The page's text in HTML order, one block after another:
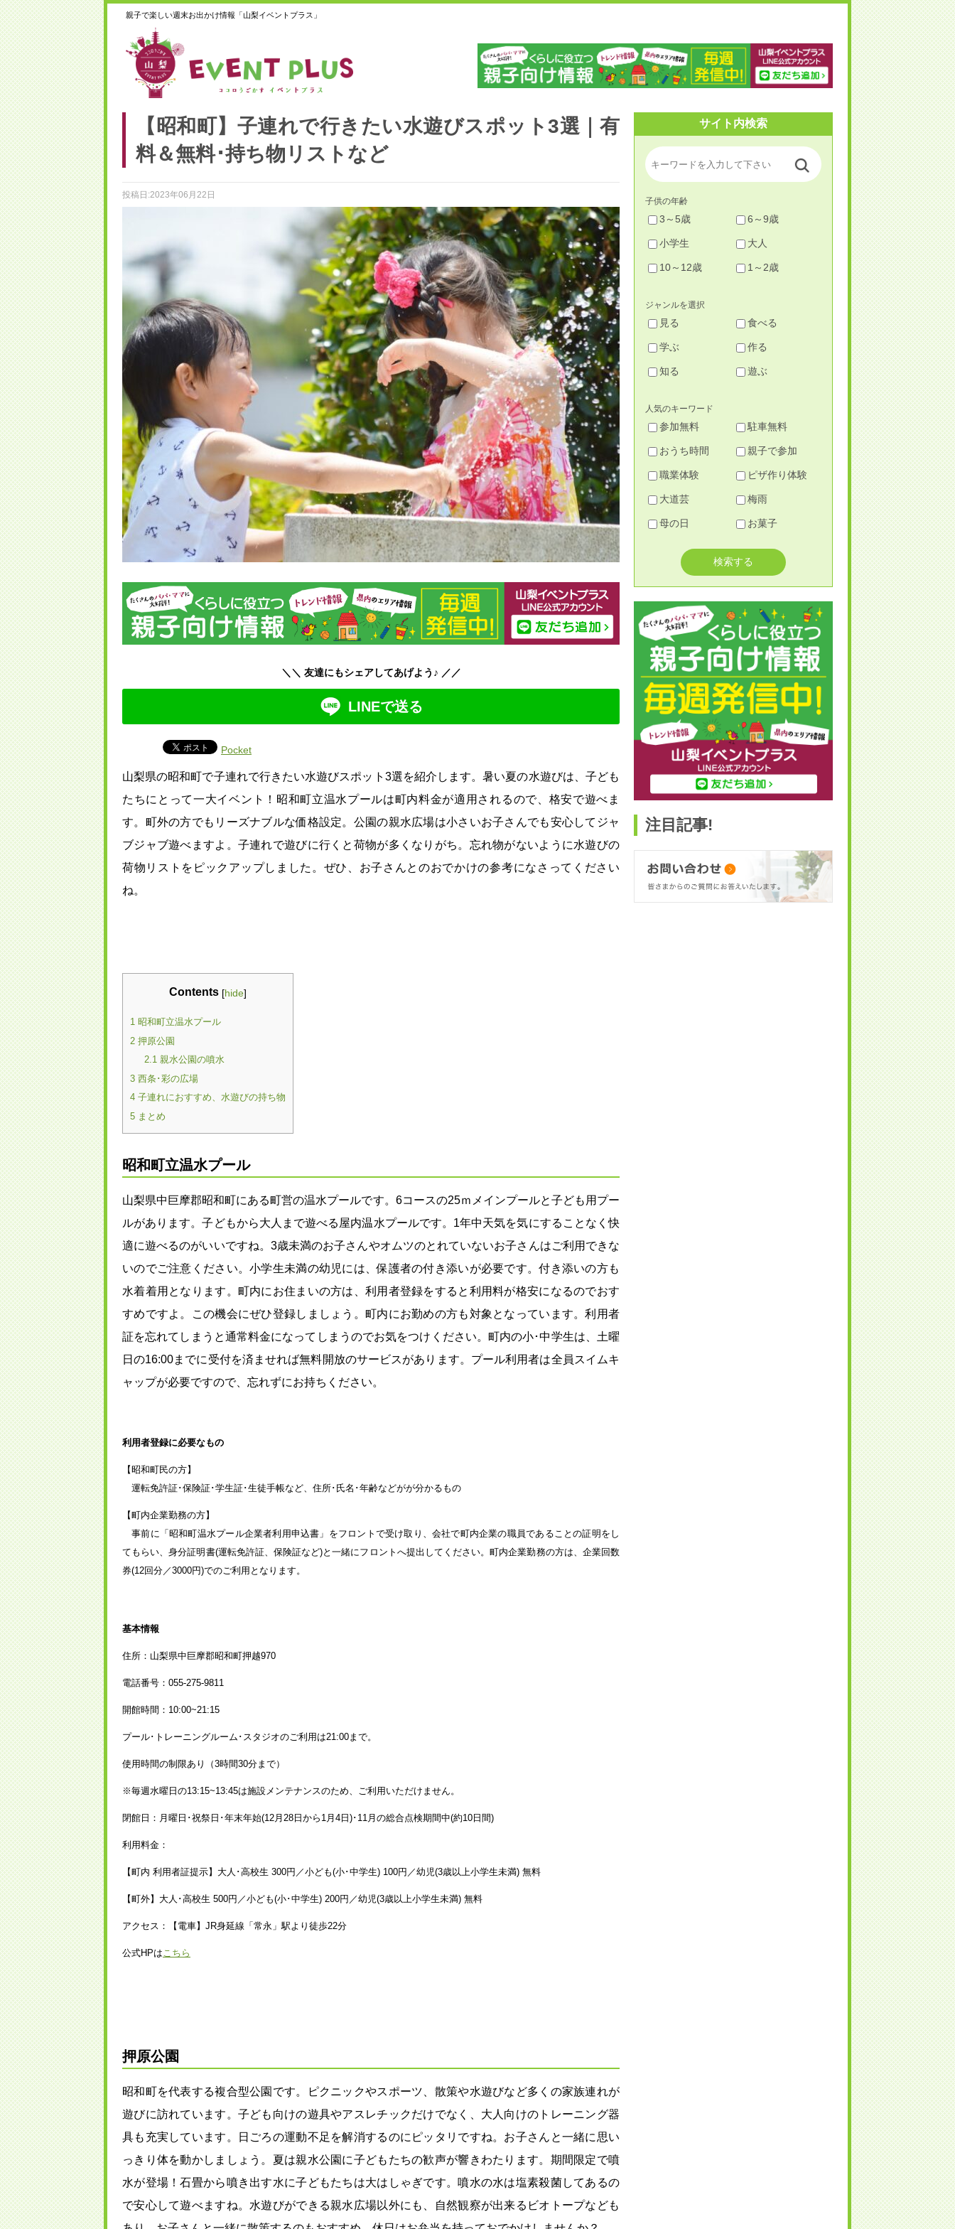
親子で楽しい週末お出かけ情報「山梨イベントプラス」
【昭和町】子連れで行きたい水遊びスポット3選｜有
料＆無料･持ち物リストなど
投稿日:2023年06月22日
＼＼ 友達にもシェアしてあげよう♪ ／／
LINEで送る
Pocket
山梨県の昭和町で子連れで行きたい水遊びスポット3選を紹介します。暑い夏の水遊びは、子ども
たちにとって一大イベント！昭和町立温水プールは町内料金が適用されるので、格安で遊べま
す。町外の方でもリーズナブルな価格設定。公園の親水広場は小さいお子さんでも安心してジャ
ブジャブ遊べますよ。子連れで遊びに行くと荷物が多くなりがち。忘れ物がないように水遊びの
荷物リストをピックアップしました。ぜひ、お子さんとのおでかけの参考になさってください
ね。
Contents [hide]
1 昭和町立温水プール
2 押原公園
2.1親水公園の噴水
3 西条･彩の広場
4 子連れにおすすめ、水遊びの持ち物
5 まとめ
昭和町立温水プール
山梨県中巨摩郡昭和町にある町営の温水プールです。6コースの25ｍメインプールと子ども用プー
ルがあります。子どもから大人まで遊べる屋内温水プールです。1年中天気を気にすることなく快
適に遊べるのがいいですね。3歳未満のお子さんやオムツのとれていないお子さんはご利用できな
いのでご注意ください。小学生未満の幼児には、保護者の付き添いが必要です。付き添いの方も
水着着用となります。町内にお住まいの方は、利用者登録をすると利用料が格安になるのでおす
すめですよ。この機会にぜひ登録しましょう。町内にお勤めの方も対象となっています。利用者
証を忘れてしまうと通常料金になってしまうのでお気をつけください。町内の小･中学生は、土曜
日の16:00までに受付を済ませれば無料開放のサービスがあります。プール利用者は全員スイムキ
ャップが必要ですので、忘れずにお持ちください。
利用者登録に必要なもの
【昭和町民の方】
運転免許証･保険証･学生証･生徒手帳など、住所･氏名･年齢などがが分かるもの
【町内企業勤務の方】
事前に「昭和町温水プール企業者利用申込書」をフロントで受け取り、会社で町内企業の職員であることの証明をし
てもらい、身分証明書(運転免許証、保険証など)と一緒にフロントへ提出してください。町内企業勤務の方は、企業回数
券(12回分／3000円)でのご利用となります。
基本情報
住所：山梨県中巨摩郡昭和町押越970
電話番号：055-275-9811
開館時間：10:00~21:15
プール･トレーニングルーム･スタジオのご利用は21:00まで。
使用時間の制限あり（3時間30分まで）
※毎週水曜日の13:15~13:45は施設メンテナンスのため、ご利用いただけません。
閉館日：月曜日･祝祭日･年末年始(12月28日から1月4日)･11月の総合点検期間中(約10日間)
利用料金：
【町内 利用者証提示】大人･高校生 300円／小ども(小･中学生) 100円／幼児(3歳以上小学生未満) 無料
【町外】大人･高校生 500円／小ども(小･中学生) 200円／幼児(3歳以上小学生未満) 無料
アクセス：【電車】JR身延線「常永」駅より徒歩22分
公式HPはこちら
押原公園
昭和町を代表する複合型公園です。ピクニックやスポーツ、散策や水遊びなど多くの家族連れが
遊びに訪れています。子ども向けの遊具やアスレチックだけでなく、大人向けのトレーニング器
具も充実しています。日ごろの運動不足を解消するのにピッタリですね。お子さんと一緒に思い
っきり体を動かしましょう。夏は親水公園に子どもたちの歓声が響きわたります。期間限定で噴
水が登場！石畳から噴き出す水に子どもたちは大はしゃぎです。噴水の水は塩素殺菌してあるの
で安心して遊べますね。水遊びができる親水広場以外にも、自然観察が出来るビオトープなども
サイト内検索
子供の年齢
3～5歳 6～9歳
小学生 大人
10～12歳 1～2歳
ジャンルを選択
見る 食べる
学ぶ 作る
知る 遊ぶ
人気のキーワード
参加無料 駐車無料
おうち時間 親子で参加
職業体験 ピザ作り体験
大道芸 梅雨
母の日 お菓子
注目記事!